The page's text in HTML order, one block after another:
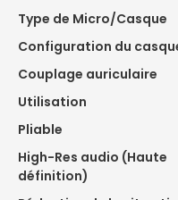
Type de Micro/Casque
Configuration du
Couplage auriculaire
Utilisation
Pliable
High-Res audio (Haute
définition)